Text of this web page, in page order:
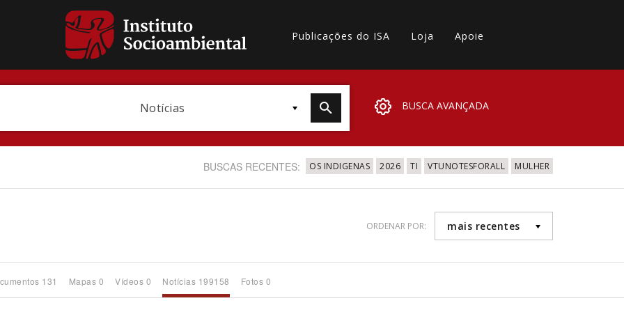
Publicações do ISA Loja Apoie
Notícias BUSCA AVANÇADA
BUSCAS RECENTES: OS INDIGENAS 2026 TI VTUNOTESFORALL MULHER
ORDENAR POR: mais recentes
131 Mapas 0 Vídeos 0 Notícias 199158 Fotos 0